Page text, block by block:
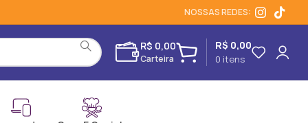
NOSSAS REDES:
R$ 0,00
0 itens
R$ 0,00